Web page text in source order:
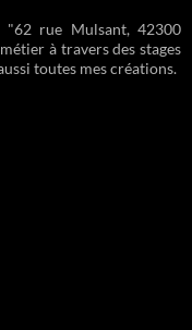
rue Mulsant, 42300
à travers des stages
toutes mes créations.